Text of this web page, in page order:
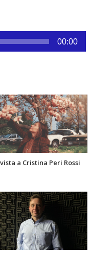
00:00
a Cristina Peri Rossi